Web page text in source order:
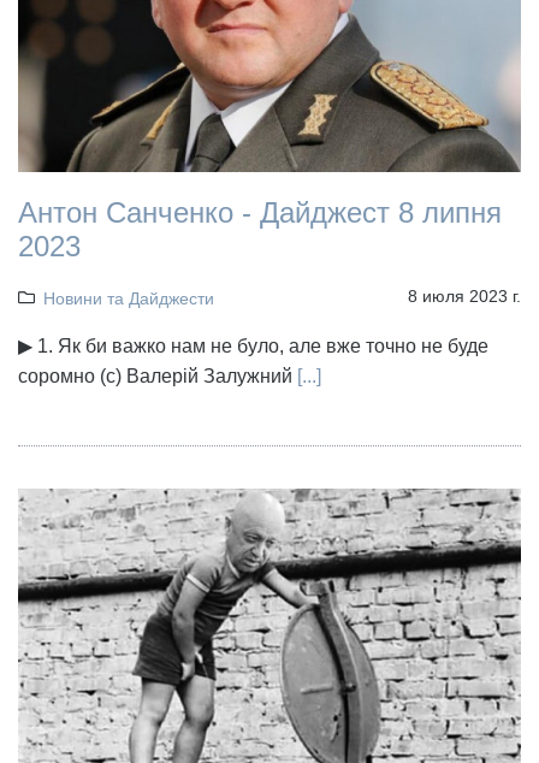
Антон Санченко - Дайджест 8 липня
2023
Новини та Дайджести 8 июля 2023 г.
▶ 1. Як би важко нам не було, але вже точно не буде
соромно (с) Валерій Залужний [...]